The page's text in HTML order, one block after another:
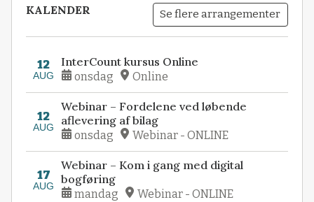
KALENDER Se flere arrangementer
12
AUG
InterCount kursus Online
onsdag Online
12
AUG
Webinar – Fordelene ved løbende
aflevering af bilag
onsdag Webinar - ONLINE
17
AUG
Webinar – Kom i gang med digital
bogføring
mandag Webinar - ONLINE